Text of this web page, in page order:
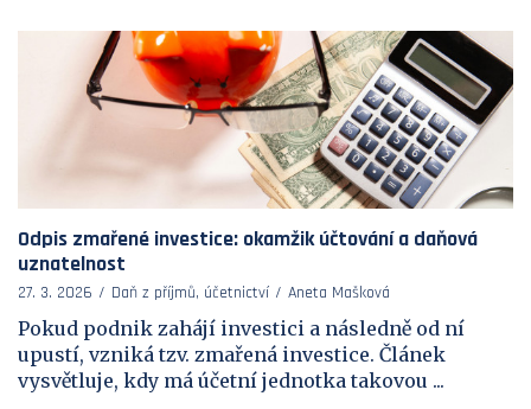
Odpis zmařené investice: okamžik účtování a daňová
uznatelnost
27. 3. 2026 Daň z příjmů, účetnictví Aneta Mašková
Pokud podnik zahájí investici a následně od ní
upustí, vzniká tzv. zmařená investice. Článek
vysvětluje, kdy má účetní jednotka takovou ...